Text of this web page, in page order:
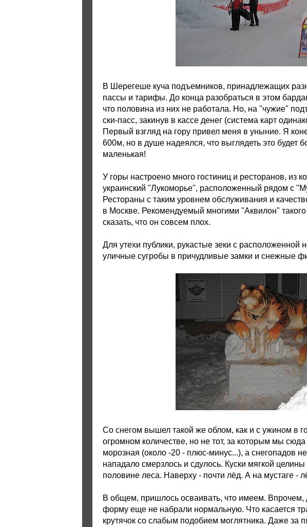
В Шерегеше куча подъемников, принадлежащих
пассы и тарифы. До конца разобраться в этом
что половина из них не работала. Но, на "чужие"
ски-пасс, закинув в кассе денег (система карт
Первый взгляд на гору привел меня в уныние. Я
600м, но в душе надеялся, что выглядеть это будет
маленькая!
У горы настроено много гостиниц и ресторанов, из
украинский "Лукоморье", расположенный рядом с
Рестораны с таким уровнем обслуживания и
в Москве. Рекомендуемый многими "Аквилон"
сказать, что он совсем плох.
Для утехи публики, рукастые зеки с
уличные сугробы в причудливые замки и снежные
Со снегом вышел такой же облом, как и с ужином в
огромном количестве, но не тот, за которым мы
морозная (около -20 - плюс-минус...), а снегопадов
нападало смерзлось и сдулось. Куски мягкой
половине леса. Наверху - почти лёд. А на мустаге -
В общем, пришлось осваивать, что имеем. Впрочем,
форму еще не набрали нормальную. Что касается
крутячок со слабым подобием моглятника. Даже за